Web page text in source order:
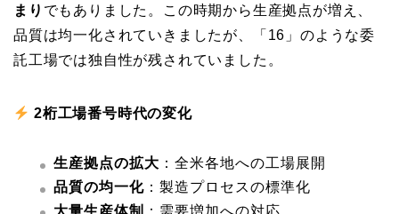
まり でもありました。この時期から生産拠点が増え、
品質は均一化されていきましたが、「16」のような委
託工場では独自性が残されていました。
2桁工場番号時代の変化
生産拠点の拡大 ：全米各地への工場展開
品質の均一化 ：製造プロセスの標準化
大量生産体制
：需要増加への対応